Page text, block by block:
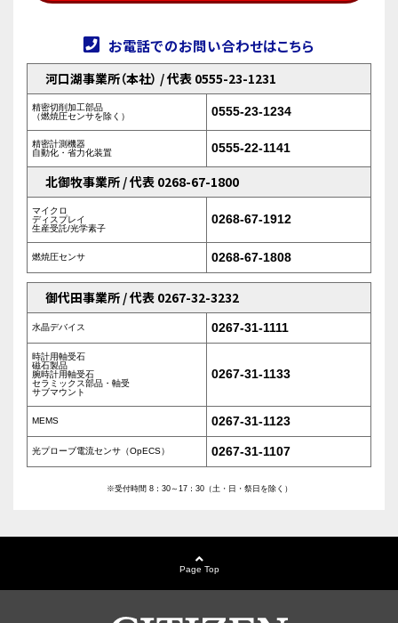
お電話でのお問い合わせはこちら
河口湖事業所（本社） / 代表 0555-23-1231
精密切削加工部品
（燃焼圧センサを除く）
0555-23-1234
精密計測機器
自動化・省力化装置
0555-22-1141
北御牧事業所 / 代表 0268-67-1800
マイクロ
ディスプレイ
生産受託/光学素子
0268-67-1912
燃焼圧センサ 0268-67-1808
御代田事業所 / 代表 0267-32-3232
水晶デバイス 0267-31-1111
時計用軸受石
磁石製品
腕時計用軸受石
セラミックス部品・軸受
サブマウント
0267-31-1133
MEMS 0267-31-1123
光プローブ電流センサ（OpECS） 0267-31-1107
※受付時間 8：30～17：30（土・日・祭日を除く）
Page Top